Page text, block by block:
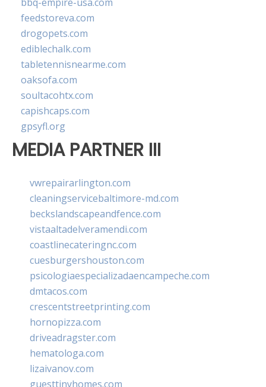
feedstoreva.com
drogopets.com
ediblechalk.com
tabletennisnearme.com
oaksofa.com
soultacohtx.com
capishcaps.com
gpsyfl.org
MEDIA PARTNER III
vwrepairarlington.com
cleaningservicebaltimore-md.com
beckslandscapeandfence.com
vistaaltadelveramendi.com
coastlinecateringnc.com
cuesburgershouston.com
psicologiaespecializadaencampeche.com
dmtacos.com
crescentstreetprinting.com
hornopizza.com
driveadragster.com
hematologa.com
lizaivanov.com
guesttinyhomes.com